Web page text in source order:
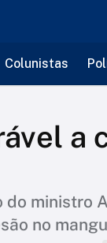
Colunistas
a
do ministro
no